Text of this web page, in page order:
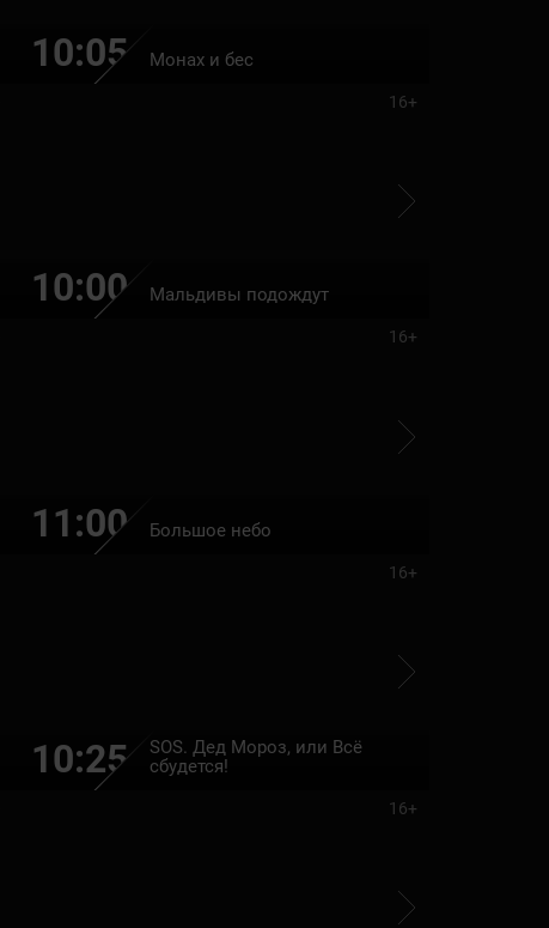
10:05 Монах и бес
16+
10:00 Мальдивы подождут
16+
11:00 Большое небо
16+
10:25
SOS. Дед Мороз, или Всё
сбудется!
16+